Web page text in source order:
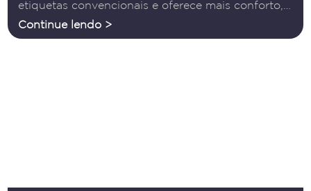
etiquetas convencionais e oferece mais conforto,
qualidade e durabilidade para as marcas Entre os
Continue lendo >